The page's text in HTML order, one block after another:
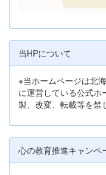
当HPについて
※当ホームページは北
に運営している公式ホ
製、改変、転載等を禁
心の教育推進キャンペ